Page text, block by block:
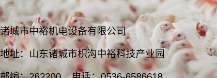
诸城市中裕机电设备有限公司
地址：山东诸城市枳沟中裕科技产业园